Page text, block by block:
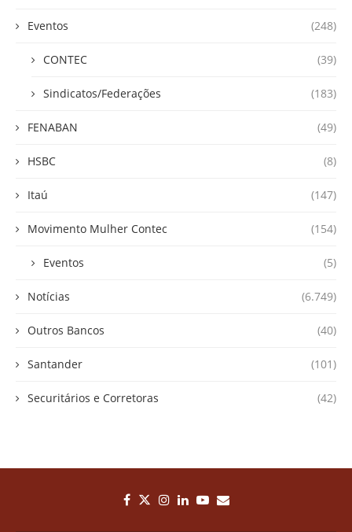
Eventos (248)
CONTEC (39)
Sindicatos/Federações (183)
FENABAN (49)
HSBC (8)
Itaú (147)
Movimento Mulher Contec (154)
Eventos (5)
Notícias (6.749)
Outros Bancos (40)
Santander (101)
Securitários e Corretoras (42)